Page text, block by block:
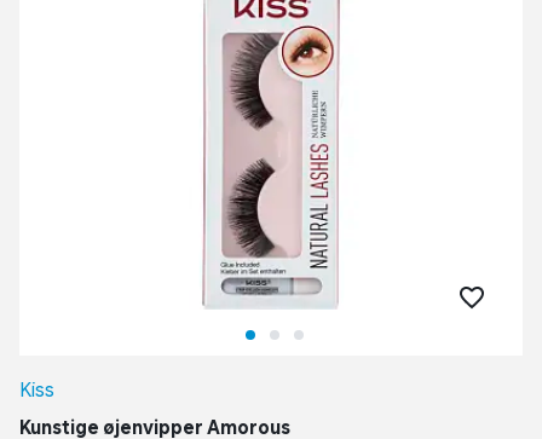
Kiss
Kunstige øjenvipper Amorous